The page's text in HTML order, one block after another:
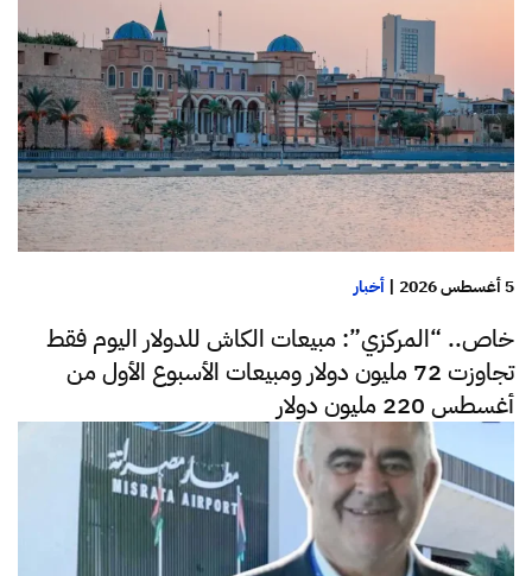
5 أغسطس 2026 | أخبار
خاص.. “المركزي”: مبيعات الكاش للدولار اليوم فقط
تجاوزت 72 مليون دولار ومبيعات الأسبوع الأول من
أغسطس 220 مليون دولار